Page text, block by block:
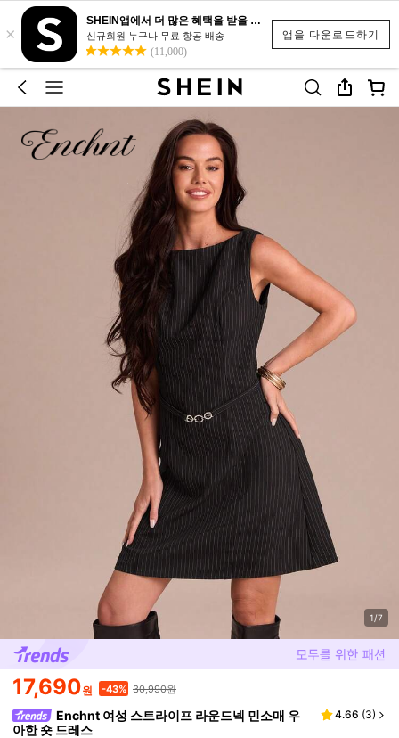
앱을 다운로드하기
×
SHEIN앱에서 더 많은 혜택을 받을 수 있어요.
신규회원 누구나 무료 항공 배송
(11,000)
1/7
17,690원 -43% 30,990원
Enchnt 여성 스트라이프 라운드넥 민소매 우
아한 숏 드레스
4.66 (3)